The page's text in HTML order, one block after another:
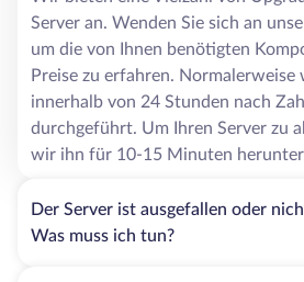
Server an. Wenden Sie sich an
um die von Ihnen benötigten
Preise zu erfahren. Normalerweise
innerhalb von 24 Stunden nach
durchgeführt. Um Ihren Server zu
wir ihn für 10-15 Minuten
Der Server ist ausgefallen oder
Was muss ich tun?